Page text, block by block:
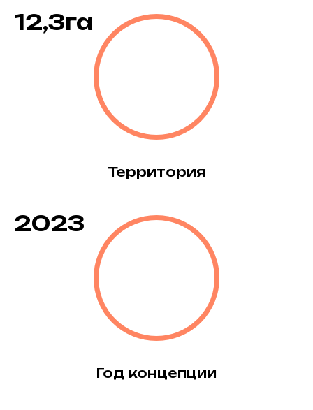
12,3га
Территория
2023
Год концепции